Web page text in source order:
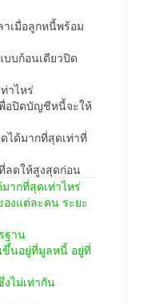
าเมื่อลูกหนี้พร้อม
บบก้อนเดียวปิด
าไหร่
พื่อปิดบัญชีหนี้จะให้
ได้มากที่สุดเท่าที่
ลดให้สูงสุดก่อน
ากที่สุดเท่าไหร่
งแต่ละคน ระยะ
ฐาน
ขึ้นอยู่ที่มูลหนี้ อยู่ที่
ไม่เท่ากัน